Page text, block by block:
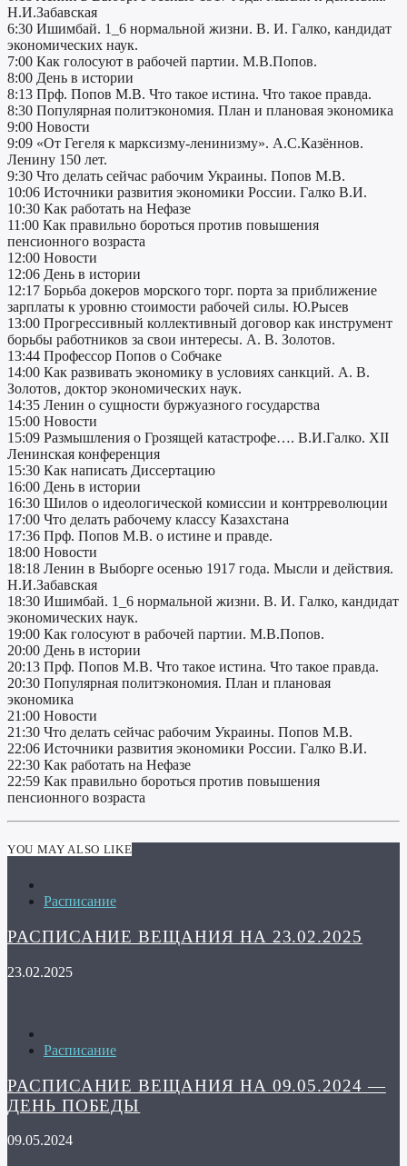
Н.И.Забавская
6:30 Ишимбай. 1_6 нормальной жизни. В. И. Галко, кандидат
экономических наук.
7:00 Как голосуют в рабочей партии. М.В.Попов.
8:00 День в истории
8:13 Прф. Попов М.В. Что такое истина. Что такое правда.
8:30 Популярная политэкономия. План и плановая экономика
9:00 Новости
9:09 «От Гегеля к марксизму-ленинизму». А.С.Казённов.
Ленину 150 лет.
9:30 Что делать сейчас рабочим Украины. Попов М.В.
10:06 Источники развития экономики России. Галко В.И.
10:30 Как работать на Нефазе
11:00 Как правильно бороться против повышения
пенсионного возраста
12:00 Новости
12:06 День в истории
12:17 Борьба докеров морского торг. порта за приближение
зарплаты к уровню стоимости рабочей силы. Ю.Рысев
13:00 Прогрессивный коллективный договор как инструмент
борьбы работников за свои интересы. А. В. Золотов.
13:44 Профессор Попов о Собчаке
14:00 Как развивать экономику в условиях санкций. А. В.
Золотов, доктор экономических наук.
14:35 Ленин о сущности буржуазного государства
15:00 Новости
15:09 Размышления о Грозящей катастрофе…. В.И.Галко. XII
Ленинская конференция
15:30 Как написать Диссертацию
16:00 День в истории
16:30 Шилов о идеологической комиссии и контрреволюции
17:00 Что делать рабочему классу Казахстана
17:36 Прф. Попов М.В. о истине и правде.
18:00 Новости
18:18 Ленин в Выборге осенью 1917 года. Мысли и действия.
Н.И.Забавская
18:30 Ишимбай. 1_6 нормальной жизни. В. И. Галко, кандидат
экономических наук.
19:00 Как голосуют в рабочей партии. М.В.Попов.
20:00 День в истории
20:13 Прф. Попов М.В. Что такое истина. Что такое правда.
20:30 Популярная политэкономия. План и плановая
экономика
21:00 Новости
21:30 Что делать сейчас рабочим Украины. Попов М.В.
22:06 Источники развития экономики России. Галко В.И.
22:30 Как работать на Нефазе
22:59 Как правильно бороться против повышения
пенсионного возраста
YOU MAY ALSO LIKE
Расписание
РАСПИСАНИЕ ВЕЩАНИЯ НА 23.02.2025
23.02.2025
Расписание
РАСПИСАНИЕ ВЕЩАНИЯ НА 09.05.2024 —
ДЕНЬ ПОБЕДЫ
09.05.2024